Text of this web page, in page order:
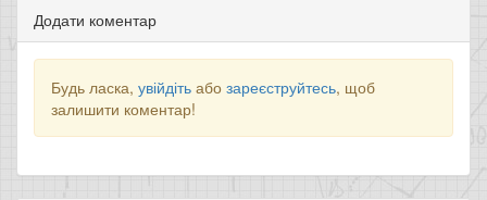
Додати коментар
Будь ласка, увійдіть або зареєструйтесь, щоб
залишити коментар!